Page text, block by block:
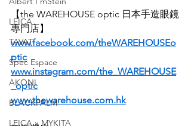
LEICA
TAVAT
Spec Espace
AKONI
BLACKPALM
LEICA x MYKITA
【the WAREHOUSE optic 日本手造眼鏡
專門店】
www.facebook.com/theWAREHOUSEo
ptic
www.instagram.com/the_WAREHOUSE
_optic
www.thewarehouse.com.hk